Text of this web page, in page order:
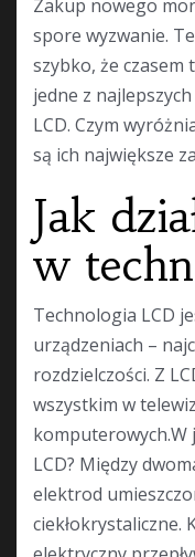
Zakup nowego
spore wyzwanie.
szybko, że czasem
jedne z
LCD. Czym
są ich największe
Jak
w
Technologia LCD
urządzeniach –
rozdzielczości. Z
wszystkim w
komputerowych.W
LCD? Między
elektrod
ciekłokrystaliczne.